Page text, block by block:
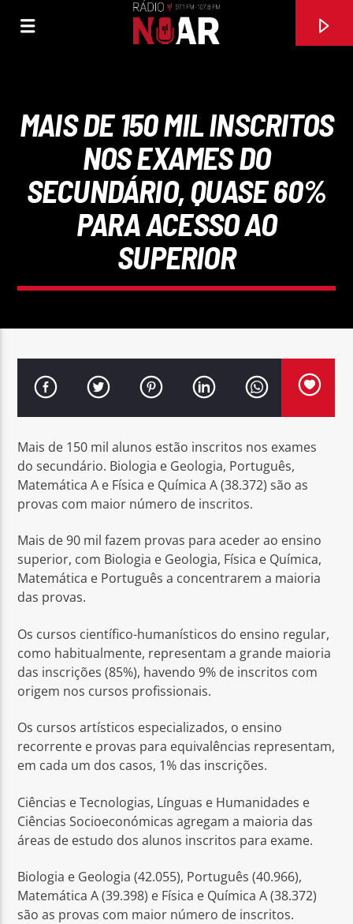
97.1FM E 107.8 FM
Rádio No ar
MAIS DE 150 MIL INSCRITOS
NOS EXAMES DO
SECUNDÁRIO, QUASE 60%
PARA ACESSO AO
SUPERIOR
Mais de 150 mil alunos estão inscritos nos exames
do secundário. Biologia e Geologia, Português,
Matemática A e Física e Química A (38.372) são as
provas com maior número de inscritos.
Mais de 90 mil fazem provas para aceder ao ensino
superior, com Biologia e Geologia, Física e Química,
Matemática e Português a concentrarem a maioria
das provas.
Os cursos científico-humanísticos do ensino regular,
como habitualmente, representam a grande maioria
das inscrições (85%), havendo 9% de inscritos com
origem nos cursos profissionais.
Os cursos artísticos especializados, o ensino
recorrente e provas para equivalências representam,
em cada um dos casos, 1% das inscrições.
Ciências e Tecnologias, Línguas e Humanidades e
Ciências Socioeconómicas agregam a maioria das
áreas de estudo dos alunos inscritos para exame.
Biologia e Geologia (42.055), Português (40.966),
Matemática A (39.398) e Física e Química A (38.372)
são as provas com maior número de inscritos.